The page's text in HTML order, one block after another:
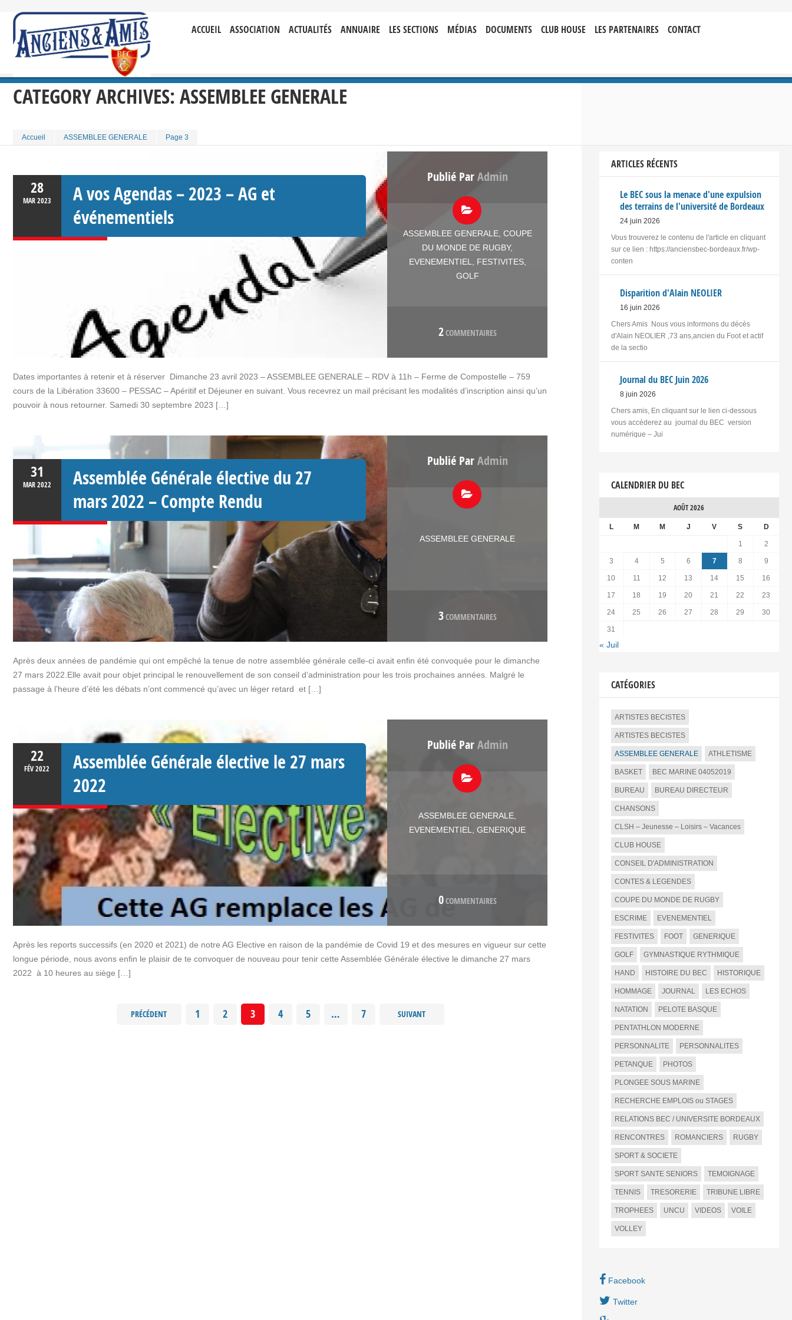
ACCUEIL ASSOCIATION ACTUALITÉS ANNUAIRE LES SECTIONS MÉDIAS DOCUMENTS CLUB HOUSE LES PARTENAIRES CONTACT
CATEGORY ARCHIVES:ASSEMBLEE GENERALE
Accueil ASSEMBLEE GENERALE Page 3
28
MAR2023
A vos Agendas – 2023 – AG et
événementiels
Publié ParAdmin
ASSEMBLEE GENERALE, COUPE
DU MONDE DE RUGBY,
EVENEMENTIEL
FESTIVITES,
GOLF
2COMMENTAIRES
Dates importantes à retenir et à réserver Dimanche 23 avril 2023 – ASSEMBLEE GENERALE – RDV à 11h – Ferme de Compostelle – 759
cours de la Libération 33600 – PESSAC – Apéritif et Déjeuner en suivant. Vous recevrez un mail précisant les modalités d’inscription ainsi qu’un
pouvoir à nous retourner. Samedi 30 septembre 2023 […]
31
MAR2022
Assemblée Générale élective du 27
mars 2022 – Compte Rendu
Publié ParAdmin
ASSEMBLEE GENERALE
3COMMENTAIRES
Après deux années de pandémie qui ont empêché la tenue de notre assemblée générale celle-ci avait enfin été convoquée pour le dimanche
27 mars 2022.Elle avait pour objet principal le renouvellement de son conseil d’administration pour les trois prochaines années. Malgré le
passage à l’heure d’été les débats n’ont commencé qu’avec un léger retard et […]
22
FÉV2022
Assemblée Générale élective le 27 mars
2022
Publié ParAdmin
ASSEMBLEE GENERALE
EVENEMENTIEL
,GENERIQUE
0COMMENTAIRES
Après les reports successifs (en 2020 et 2021) de notre AG Elective en raison de la pandémie de Covid 19 et des mesures en vigueur sur cette
longue période, nous avons enfin le plaisir de te convoquer de nouveau pour tenir cette Assemblée Générale élective le dimanche 27 mars
2022 à 10 heures au siège […]
PRÉCÉDENT 1 2 3 4 5 … 7 SUIVANT
ARTICLES RÉCENTS
Le BEC sous la menace d'une expulsion
des terrains de l'université de Bordeaux
24 juin 2026
Vous trouverez le contenu de l'article en cliquant
sur ce lien : https://anciensbec-bordeaux.fr/wp-
conten
Disparition d'Alain NEOLIER
16 juin 2026
Chers Amis Nous vous informons du décès
d'Alain NEOLIER ,73 ans,ancien du Foot et actif
de la sectio
Journal du BEC Juin 2026
8 juin 2026
Chers amis, En cliquant sur le lien ci-dessous
vous accéderez au journal du BEC version
numérique – Jui
CALENDRIER DU BEC
AOÛT 2026
L M M J V S D
1 2
3 4 5 6 7 8 9
10 11 12 13 14 15 16
17 18 19 20 21 22 23
24 25 26 27 28 29 30
31
« Juil
CATÉGORIES
ARTISTES BECISTES
ARTISTES BECISTES
ASSEMBLEE GENERALE ATHLETISME
BASKET BEC MARINE 04052019
BUREAU BUREAU DIRECTEUR
CHANSONS
CLSH – Jeunesse – Loisirs – Vacances
CLUB HOUSE
CONSEIL D'ADMINISTRATION
CONTES & LEGENDES
COUPE DU MONDE DE RUGBY
ESCRIME EVENEMENTIEL
FESTIVITES FOOT GENERIQUE
GOLF GYMNASTIQUE RYTHMIQUE
HAND HISTOIRE DU BEC HISTORIQUE
HOMMAGE JOURNAL LES ECHOS
NATATION PELOTE BASQUE
PENTATHLON MODERNE
PERSONNALITE PERSONNALITES
PETANQUE PHOTOS
PLONGEE SOUS MARINE
RECHERCHE EMPLOIS ou STAGES
RELATIONS BEC / UNIVERSITE BORDEAUX
RENCONTRES ROMANCIERS RUGBY
SPORT & SOCIETE
SPORT SANTE SENIORS TEMOIGNAGE
TENNIS TRESORERIE TRIBUNE LIBRE
TROPHEES UNCU VIDEOS VOILE
VOLLEY
Facebook
Twitter